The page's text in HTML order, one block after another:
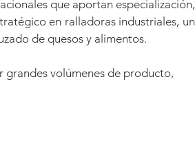
que aportan especialización,
en ralladoras industriales, un
de quesos y alimentos.
grandes volúmenes de producto,